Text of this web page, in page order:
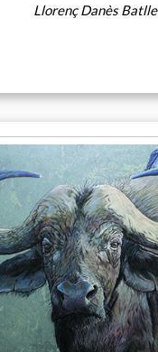
Llorenç Danès Batlle